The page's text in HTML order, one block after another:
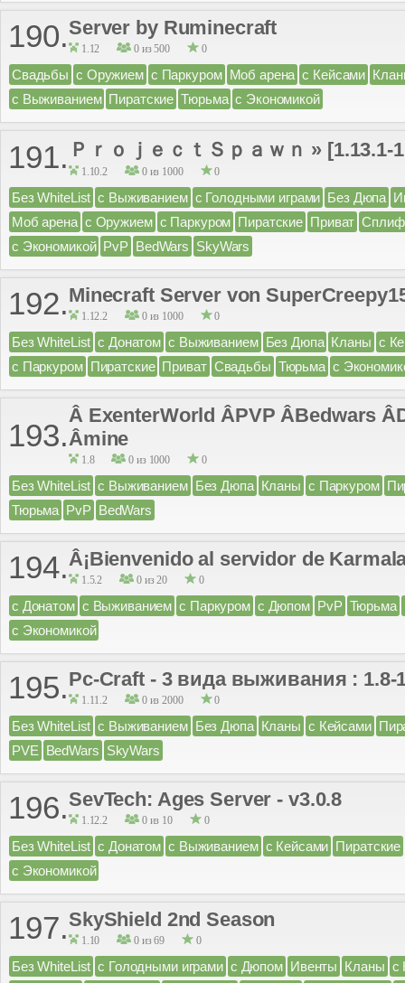
190.Server by Ruminecraft
1.12 0 из 500 0
Свадьбы с Оружием с Паркуром Моб арена с Кейсами
с Выживанием Пиратские Тюрьма с Экономикой
191. ＰｒｏｊｅｃｔＳｐａｗｎ » [1.13.1-
1.10.2 0 из 1000 0
Без WhiteList с Выживанием с Голодными играми Без Дюпа
Моб арена с Оружием с Паркуром Пиратские Приват Сплиф
с Экономикой PvP BedWars SkyWars
192.Minecraft Server von
1.12.2 0 из 1000 0
Без WhiteList с Донатом с Выживанием Без Дюпа Кланы с
с Паркуром Пиратские Приват Свадьбы Тюрьма с
193.
Â ExenterWorld ÂPVP ÂBedwars
Âmine
1.8 0 из 1000 0
Без WhiteList с Выживанием Без Дюпа Кланы с Паркуром
Тюрьма PvP BedWars
194.Â¡Bienvenido al servidor de
1.5.2 0 из 20 0
с Донатом с Выживанием с Паркуром с Дюпом PvP Тюрьма
с Экономикой
195.Pc-Craft - 3 вида выживания : 1.8-
1.11.2 0 из 2000 0
Без WhiteList с Выживанием Без Дюпа Кланы с Кейсами
PVE BedWars SkyWars
196.SevTech: Ages Server - v3.0.8
1.12.2 0 из 10 0
Без WhiteList с Донатом с Выживанием с Кейсами Пиратские
с Экономикой
197.SkyShield 2nd Season
1.10 0 из 69 0
Без WhiteList с Голодными играми с Дюпом Ивенты Кланы с